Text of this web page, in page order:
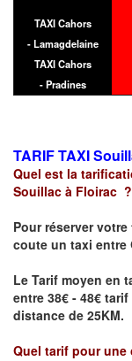
TAXI Cahors
- Lamagdelaine
TAXI Cahors
- Pradines
TARIF TAXI
Quel est la
Souillac à Floirac ?
Pour réserver
coute un taxi entre
Le Tarif moyen en
entre 38€ - 48€
distance de 25KM.
Quel tarif pour une